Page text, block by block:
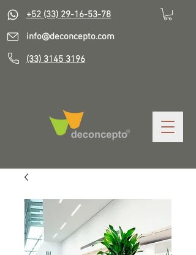
+52 (33) 29-16-53-78
info@deconcepto.com
(33) 3145 3196